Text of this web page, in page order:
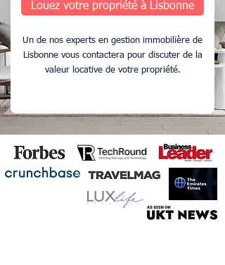
Louez votre propriété à Lisbonne
Un de nos experts en gestion immobilière de
Lisbonne vous contactera pour discuter de la
valeur locative de votre propriété.